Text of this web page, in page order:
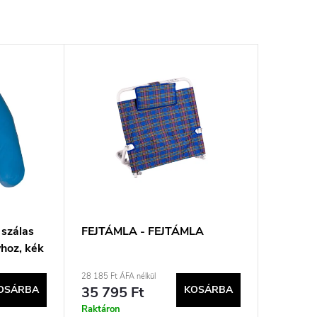
kék
FEJTÁMLA - FEJTÁMLA
28 185 Ft ÁFA nélkül
35 795 Ft
Raktáron
KOSÁRBA